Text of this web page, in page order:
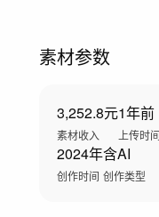
素材参数
3,252.8元
素材收入
1年前
上传时间
2024年
创作时间
含AI
创作类型